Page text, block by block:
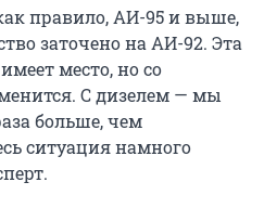
правило, АИ-95 и выше,
заточено на АИ-92. Эта
место, но со
С дизелем — мы
больше, чем
ситуация намного